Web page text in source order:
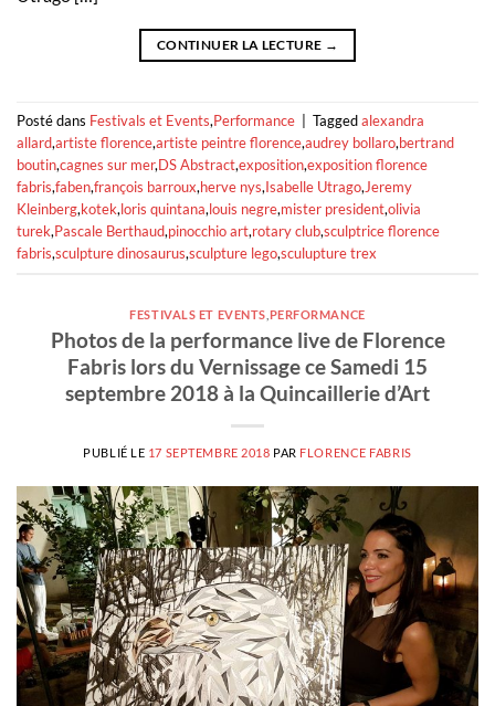
CONTINUER LA LECTURE →
Posté dans Festivals et Events,Performance Taggedalexandra
allard,artiste florence,artiste peintre florence,audrey bollaro,bertrand
boutin,cagnes sur mer,DS Abstract,exposition,exposition florence
fabris,faben,françois barroux,herve nys,Isabelle Utrago,Jeremy
Kleinberg,kotek,loris quintana,louis negre,mister president,olivia
turek,Pascale Berthaud,pinocchio art,rotary club,sculptrice florence
fabris,sculpture dinosaurus,sculpture lego,sculupture trex
FESTIVALS ET EVENTS PERFORMANCE
Photos de la performance live de Florence
Fabris lors du Vernissage ce Samedi 15
septembre 2018 à la Quincaillerie d’Art
PUBLIÉ LE 17 SEPTEMBRE 2018 PAR FLORENCE FABRIS